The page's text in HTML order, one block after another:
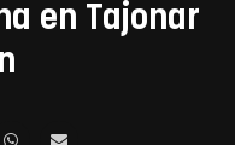
en Tajonar